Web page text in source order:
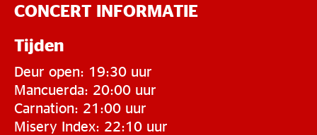
CONCERT INFORMATIE
Tijden
Deur open: 19:30 uur
Mancuerda: 20:00 uur
Carnation: 21:00 uur
Misery Index: 22:10 uur